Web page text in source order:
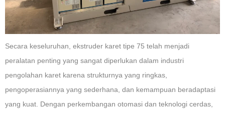
Secara keseluruhan, ekstruder karet tipe 75 telah menjadi
peralatan penting yang sangat diperlukan dalam industri
pengolahan karet karena strukturnya yang ringkas,
pengoperasiannya yang sederhana, dan kemampuan beradaptasi
yang kuat. Dengan perkembangan otomasi dan teknologi cerdas,